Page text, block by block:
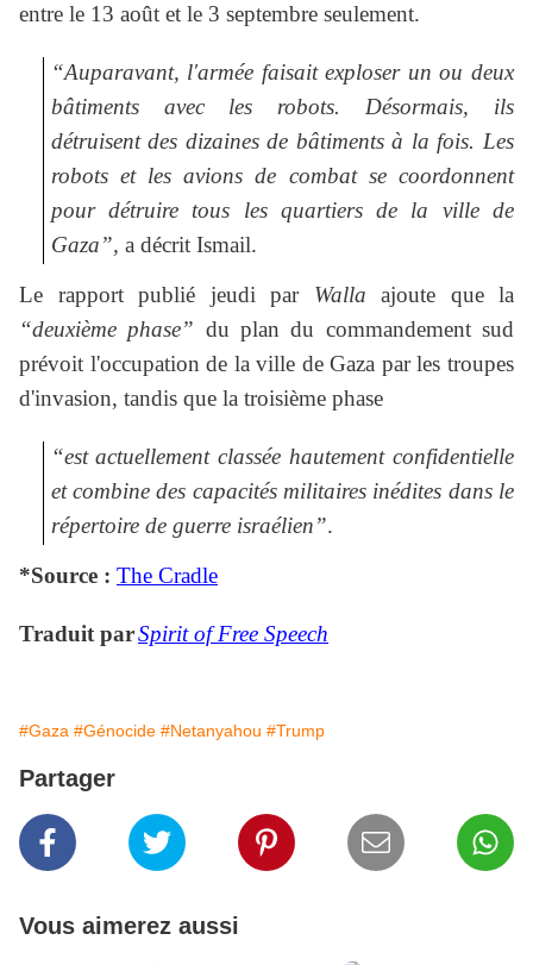
entre le 13 août et le 3 septembre seulement.
“Auparavant, l'armée faisait exploser un ou deux
bâtiments avec les robots. Désormais, ils
détruisent des dizaines de bâtiments à la fois. Les
robots et les avions de combat se coordonnent
pour détruire tous les quartiers de la ville de
Gaza”, a décrit Ismail.
Le rapport publié jeudi par Walla ajoute que la
“deuxième phase” du plan du commandement sud
prévoit l'occupation de la ville de Gaza par les troupes
d'invasion, tandis que la troisième phase
“est actuellement classée hautement confidentielle
et combine des capacités militaires inédites dans le
répertoire de guerre israélien”.
*Source : The Cradle
Traduit parSpirit of Free Speech
#Gaza #Génocide #Netanyahou #Trump
Partager
Vous aimerez aussi